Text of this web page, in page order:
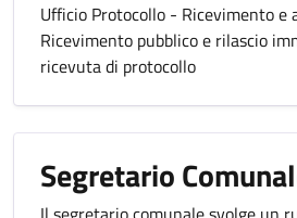
Ufficio Protocollo - Ricevimento e
Ricevimento pubblico e rilascio
ricevuta di protocollo
Segretario